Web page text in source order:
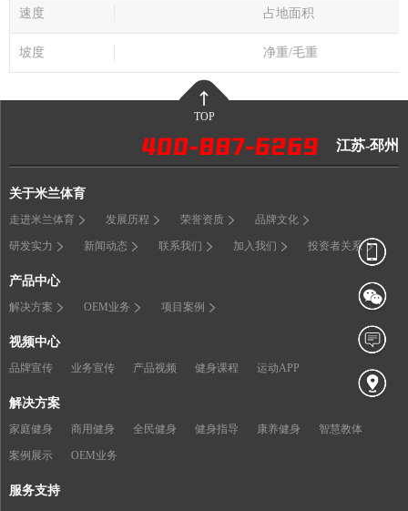
速度 占地面积
坡度 净重/毛重
TOP
江苏-邳州
关于米兰体育
走进米兰体育 发展历程 荣誉资质 品牌文化
研发实力 新闻动态 联系我们 加入我们 投资者关系
产品中心
解决方案 OEM业务 项目案例
视频中心
品牌宣传 业务宣传 产品视频 健身课程 运动APP
解决方案
家庭健身 商用健身 全民健身 健身指导 康养健身 智慧教体
案例展示 OEM业务
服务支持